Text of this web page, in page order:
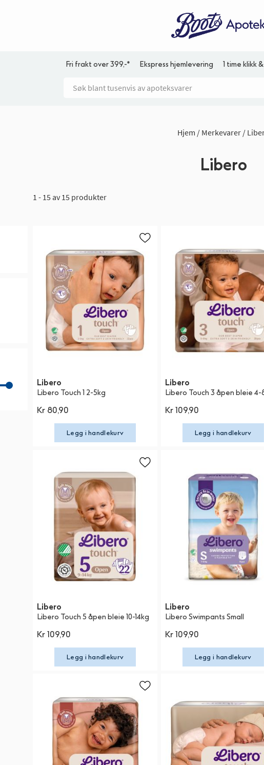
Fri frakt over 399,-* Ekspress hjemlevering 1 time klikk
Hjem Merkevarer
Libero
1 - 15 av 15 produkter
Libero
Libero Touch 1 2-5kg
Kr 80,90
Legg i handlekurv
Libero
Libero Touch 3 åpen bleie 4-
Kr 109,90
Legg i handlekurv
Libero
Libero Touch 5 åpen bleie 10-14kg
Kr 109,90
Legg i handlekurv
Libero
Libero Swimpants Small
Kr 109,90
Legg i handlekurv